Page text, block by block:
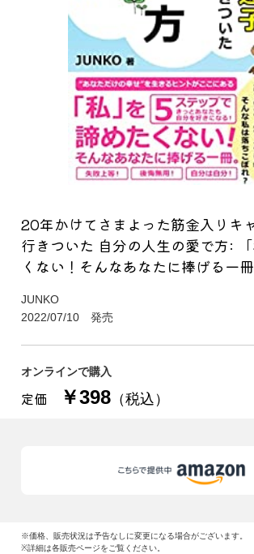
20年かけてさまよった筋金入りキ
行きついた 自分の人生の愛で方:
くない！そんなあなたに捧げる一冊
JUNKO
2022/07/10 発売
オンラインで購入
定価 ￥398 （税込）
※価格、販売状況は予告なしに変更になる場合がございます。
※詳細は各販売ページをご覧ください。